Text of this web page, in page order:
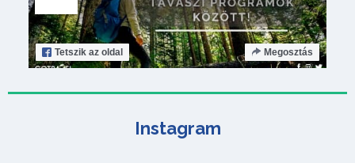
Tetszik az oldal Megosztás
Instagram